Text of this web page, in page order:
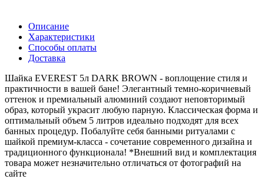
Описание
Характеристики
Способы оплаты
Доставка
Шайка EVEREST 5л DARK BROWN - воплощение стиля и
практичности в вашей бане! Элегантный темно-коричневый
оттенок и премиальный алюминий создают неповторимый
образ, который украсит любую парную. Классическая форма и
оптимальный объем 5 литров идеально подходят для всех
банных процедур. Побалуйте себя банными ритуалами с
шайкой премиум-класса - сочетание современного дизайна и
традиционного функционала! *Внешний вид и комплектация
товара может незначительно отличаться от фотографий на
сайте